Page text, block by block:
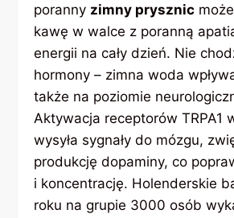
poranny zimny prysznic
kawę w walce z poranną
energii na cały dzień. Nie
hormony – zimna woda
także na poziomie
Aktywacja receptorów TRPA1
wysyła sygnały do mózgu,
produkcję dopaminy, co
i koncentrację. Holenderskie
roku na grupie 3000 osób